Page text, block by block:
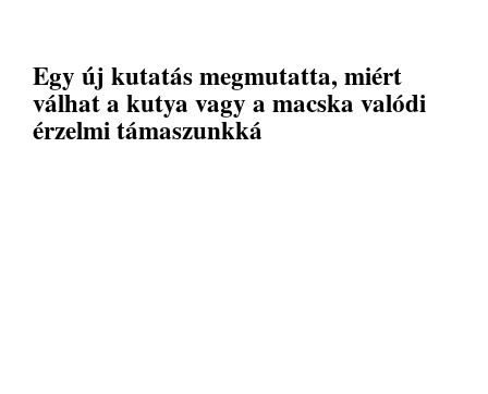
Egy új kutatás megmutatta, miért
válhat a kutya vagy a macska valódi
érzelmi támaszunkká